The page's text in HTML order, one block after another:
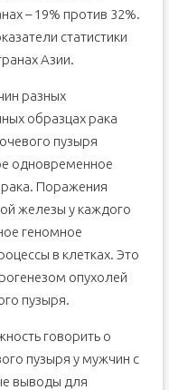
– 19% против 32%.
статистики
Азии.
разных
образцах рака
пузыря
одновременное
Поражения
железы у каждого
геномное
в клетках. Это
опухолей
пузыря.
говорить о
пузыря у мужчин с
выводы для